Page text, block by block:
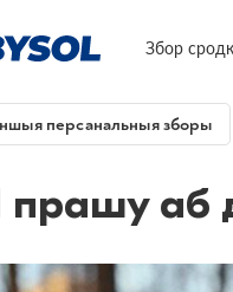
Збор
персанальныя зборы
прашу аб